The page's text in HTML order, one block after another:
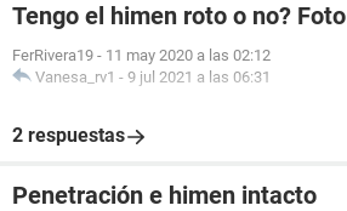
Tengo el himen roto o no? Foto
FerRivera19 - 11 may 2020 a las 02:12
Vanesa_rv1 - 9 jul 2021 a las 06:31
2 respuestas
Penetración e himen intacto